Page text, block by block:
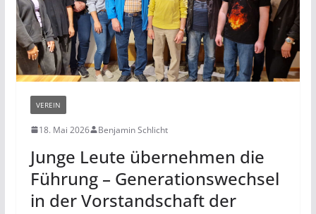
VEREIN
18. Mai 2026 Benjamin Schlicht
Junge Leute übernehmen die
Führung – Generationswechsel
in der Vorstandschaft der